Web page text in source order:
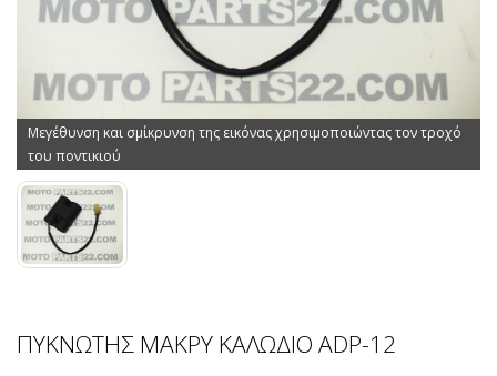
Μεγέθυνση και σμίκρυνση της εικόνας χρησιμοποιώντας τον τροχό
του ποντικιού
ΠΥΚΝΩΤΗΣ ΜΑΚΡΥ ΚΑΛΩΔΙΟ ADP-12